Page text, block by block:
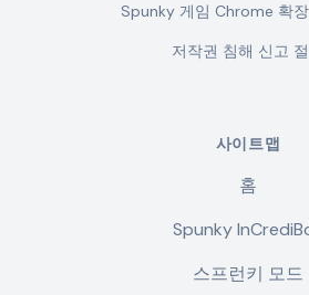
Spunky 게임 Chrome 확
저작권 침해 신고
사이트맵
홈
Spunky
스프런키 모드